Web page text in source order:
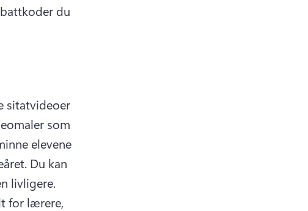
du
sitatvideoer
som
elevene
Du kan
for lærere,